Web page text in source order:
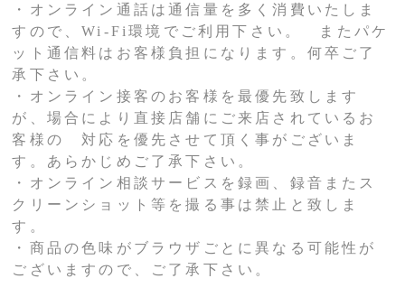
・オンライン通話は通信量を多く消費いたしま
すので、Wi-Fi環境でご利用下さい。 またパケ
ット通信料はお客様負担になります。何卒ご了
承下さい。
・オンライン接客のお客様を最優先致します
が、場合により直接店舗にご来店されているお
客様の 対応を優先させて頂く事がございま
す。あらかじめご了承下さい。
・オンライン相談サービスを録画、録音またス
クリーンショット等を撮る事は禁止と致しま
す。
・商品の色味がブラウザごとに異なる可能性が
ございますので、ご了承下さい。